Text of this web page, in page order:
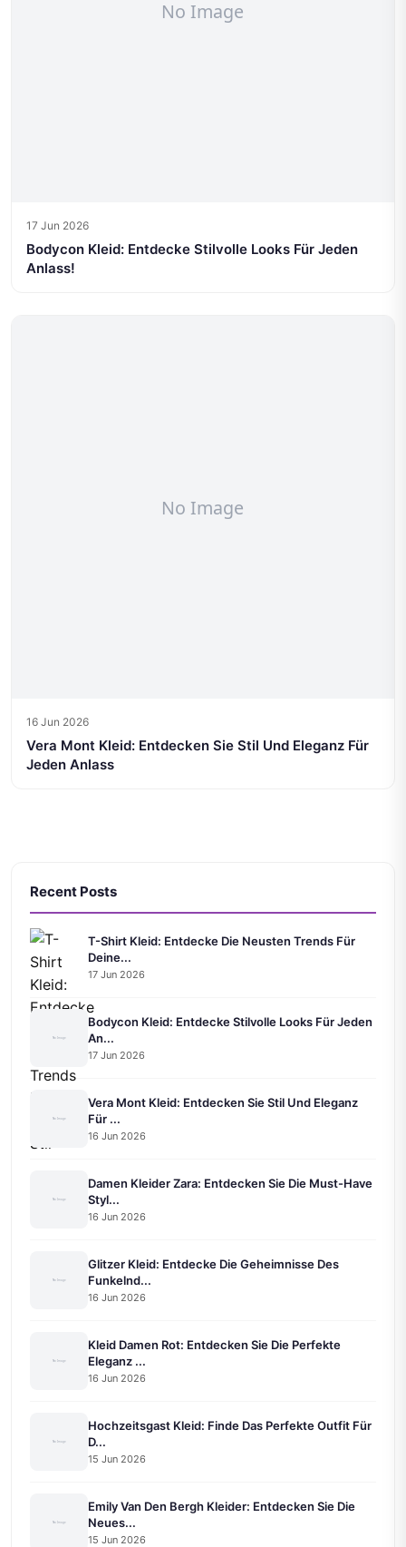
17 Jun 2026
Bodycon Kleid: Entdecke Stilvolle Looks Für Jeden
Anlass!
16 Jun 2026
Vera Mont Kleid: Entdecken Sie Stil Und Eleganz Für
Jeden Anlass
Recent Posts
T-Shirt Kleid: Entdecke Die Neusten Trends Für
Deine...
17 Jun 2026
Bodycon Kleid: Entdecke Stilvolle Looks Für Jeden
An...
17 Jun 2026
Vera Mont Kleid: Entdecken Sie Stil Und Eleganz
Für ...
16 Jun 2026
Damen Kleider Zara: Entdecken Sie Die Must-Have
Styl...
16 Jun 2026
Glitzer Kleid: Entdecke Die Geheimnisse Des
Funkelnd...
16 Jun 2026
Kleid Damen Rot: Entdecken Sie Die Perfekte
Eleganz ...
16 Jun 2026
Hochzeitsgast Kleid: Finde Das Perfekte Outfit Für
D...
15 Jun 2026
Emily Van Den Bergh Kleider: Entdecken Sie Die
Neues...
15 Jun 2026